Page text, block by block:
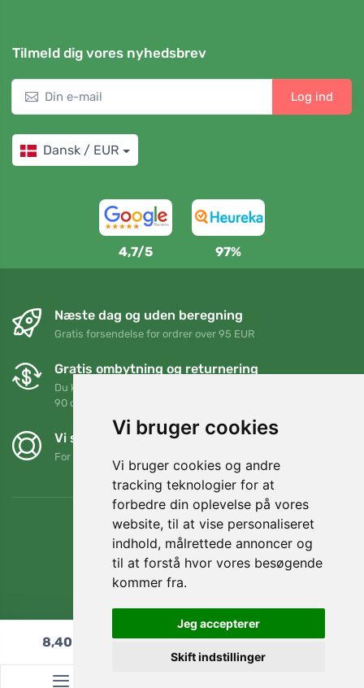
Vi bruger cookies
Vi bruger cookies og andre
tracking teknologier for at
forbedre din oplevelse på vores
website, til at vise personaliseret
indhold, målrettede annoncer og
til at forstå hvor vores besøgende
kommer fra.
Jeg accepterer
Skift indstillinger
Tilmeld dig vores nyhedsbrev
Log ind
Dansk / EUR
4,7/5 97%
Næste dag og uden beregning
Gratis forsendelse for ordrer over 95 EUR
Gratis ombytning og returnering
Du kan returnere eller bytte din ordre når som helst inden for
90 dage
Vi støtter Trees.org
For hver ordre planter vi et træ! Læs mere
8,40 Læg i indkøbskurven